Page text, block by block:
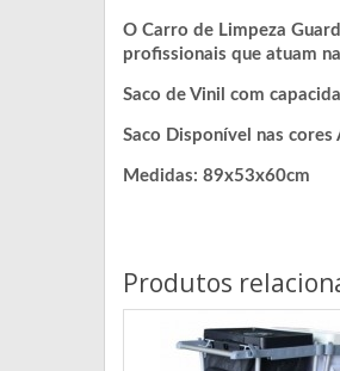
O Carro de Limpeza
profissionais que atuam
Saco de Vinil com
Saco Disponível nas
Medidas: 89x53x60cm
Produtos